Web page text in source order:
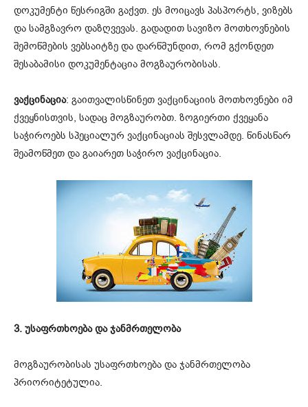
დოკუმენტი წესრიგში გაქვთ. ეს მოიცავს პასპორტს, ვიზებს
და სამგზავრო დაზღვევას. გადადით სავიზო მოთხოვნების
შემოწმების ვებსაიტზე და დარწმუნდით, რომ გქონდეთ
შესაბამისი დოკუმენტაცია მოგზაურობისას.
ვაქცინაცია: გაითვალისწინეთ ვაქცინაციის მოთხოვნები იმ
ქვეყნისთვის, სადაც მოგზაურობთ. ზოგიერთი ქვეყანა
საჭიროებს სპეციალურ ვაქცინაციას შესვლამდე. წინასწარ
შეამოწმეთ და გაიარეთ საჭირო ვაქცინაცია.
3. უსაფრთხოება და ჯანმრთელობა
მოგზაურობისას უსაფრთხოება და ჯანმრთელობა
პრიორიტეტულია.